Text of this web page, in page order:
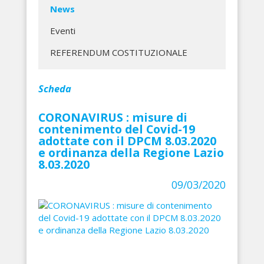
News
Eventi
REFERENDUM COSTITUZIONALE
Scheda
CORONAVIRUS : misure di
contenimento del Covid-19
adottate con il DPCM 8.03.2020
e ordinanza della Regione Lazio
8.03.2020
09/03/2020